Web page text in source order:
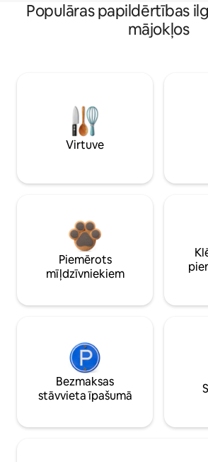
Populāras papildērtības
mājokļos
Virtuve
Piemērots
mīļdzīvniekiem
Bezmaksas
stāvvieta īpašumā